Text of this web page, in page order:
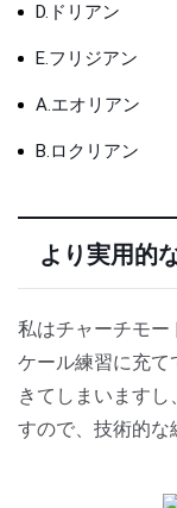
D.ドリアン
E.フリジアン
A.エオリアン
B.ロクリアン
より実用的
私はチャーチモー
ケール練習に充て
きてしまいます
すので、技術的な